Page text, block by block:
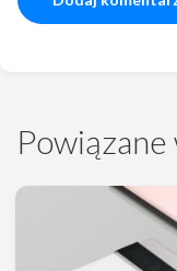
Powiązane